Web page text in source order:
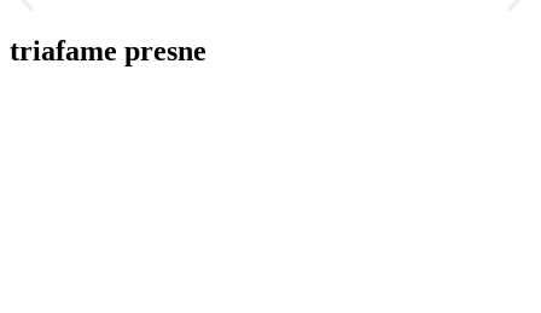
triafame presne